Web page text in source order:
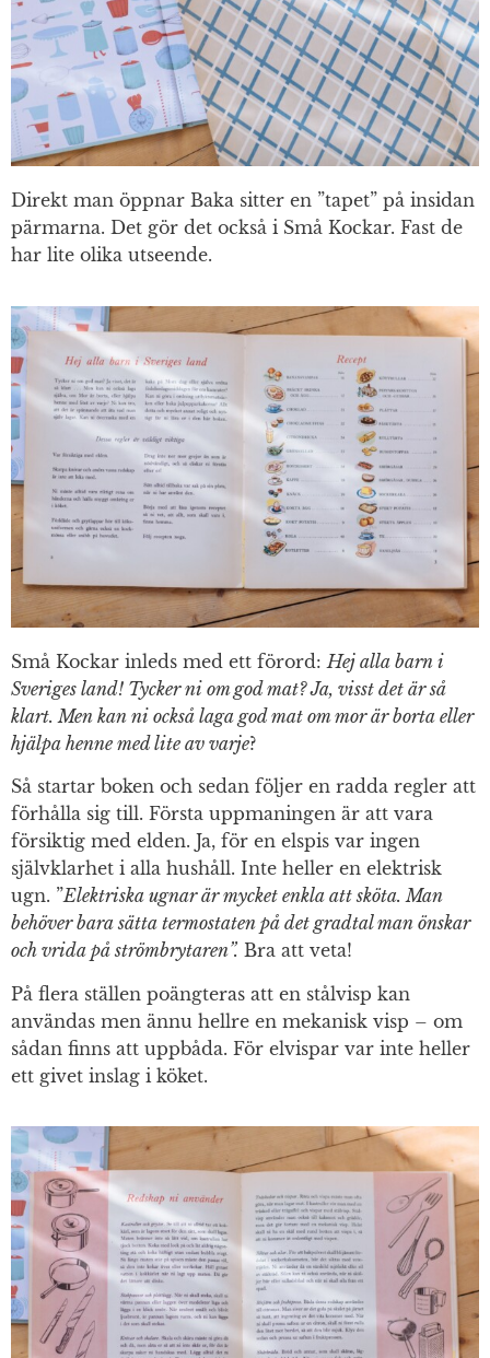
Direkt man öppnar Baka sitter en ”tapet” på insidan
pärmarna. Det gör det också i Små Kockar. Fast de
har lite olika utseende.
Små Kockar inleds med ett förord: Hej alla barn i
Sveriges land! Tycker ni om god mat? Ja, visst det är så
klart. Men kan ni också laga god mat om mor är borta eller
hjälpa henne med lite av varje?
Så startar boken och sedan följer en radda regler att
förhålla sig till. Första uppmaningen är att vara
försiktig med elden. Ja, för en elspis var ingen
självklarhet i alla hushåll. Inte heller en elektrisk
ugn. ”Elektriska ugnar är mycket enkla att sköta. Man
behöver bara sätta termostaten på det gradtal man önskar
och vrida på strömbrytaren”. Bra att veta!
På flera ställen poängteras att en stålvisp kan
användas men ännu hellre en mekanisk visp – om
sådan finns att uppbåda. För elvispar var inte heller
ett givet inslag i köket.